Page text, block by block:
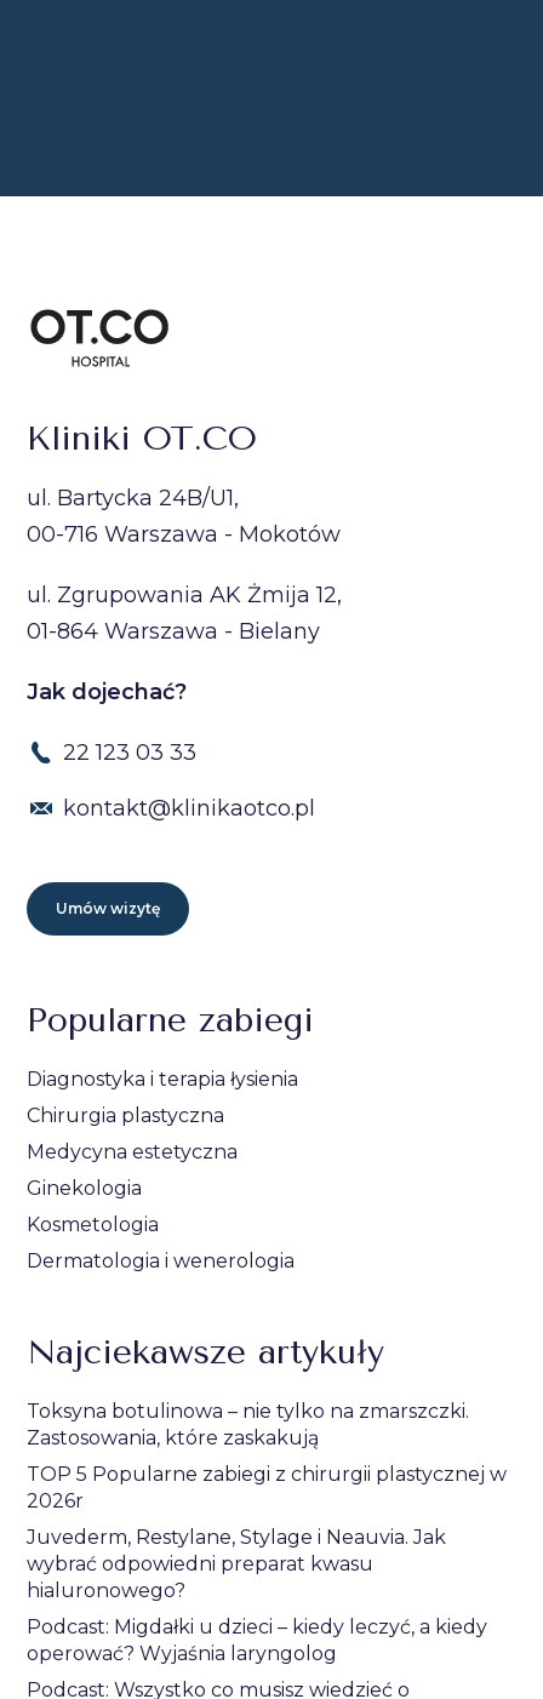
Kliniki OT.CO
ul. Bartycka 24B/U1,
00-716 Warszawa - Mokotów
ul. Zgrupowania AK Żmija 12,
01-864 Warszawa - Bielany
Jak dojechać?
22 123 03 33
kontakt@klinikaotco.pl
Umów wizytę
Popularne zabiegi
Diagnostyka i terapia łysienia
Chirurgia plastyczna
Medycyna estetyczna
Ginekologia
Kosmetologia
Dermatologia i wenerologia
Najciekawsze artykuły
Toksyna botulinowa – nie tylko na zmarszczki.
Zastosowania, które zaskakują
TOP 5 Popularne zabiegi z chirurgii plastycznej w
2026r
Juvederm, Restylane, Stylage i Neauvia. Jak
wybrać odpowiedni preparat kwasu
hialuronowego?
Podcast: Migdałki u dzieci – kiedy leczyć, a kiedy
operować? Wyjaśnia laryngolog
Podcast: Wszystko co musisz wiedzieć o